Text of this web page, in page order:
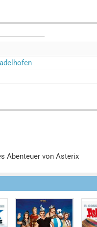
Abenteuer von Asterix